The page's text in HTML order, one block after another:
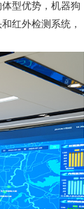
型优势，机器狗
红外检测系统，